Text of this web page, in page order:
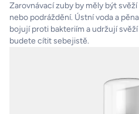
Zarovnávací zuby by měly být
nebo podráždění. Ústní voda a
bojují proti bakteriím a udržují
budete cítit sebejistě.